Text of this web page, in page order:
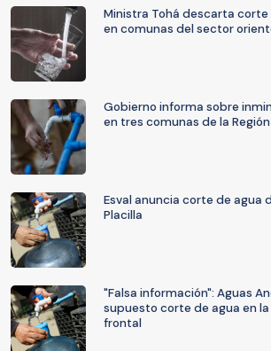
Ministra Tohá descarta
en comunas del sector
Gobierno informa sobre
en tres comunas de la
Esval anuncia corte de agua
Placilla
"Falsa información": Aguas
supuesto corte de agua en
frontal